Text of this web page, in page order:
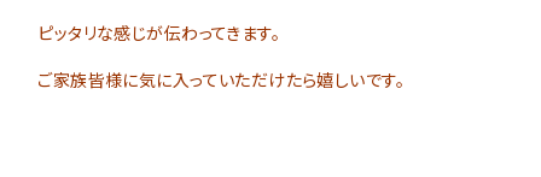
ピッタリな感じが伝わってきます。
ご家族皆様に気に入っていただけたら嬉しいです。